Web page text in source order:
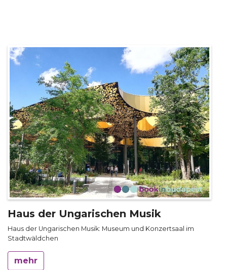
Haus der Ungarischen Musik
Haus der Ungarischen Musik: Museum und Konzertsaal im
Stadtwäldchen
mehr